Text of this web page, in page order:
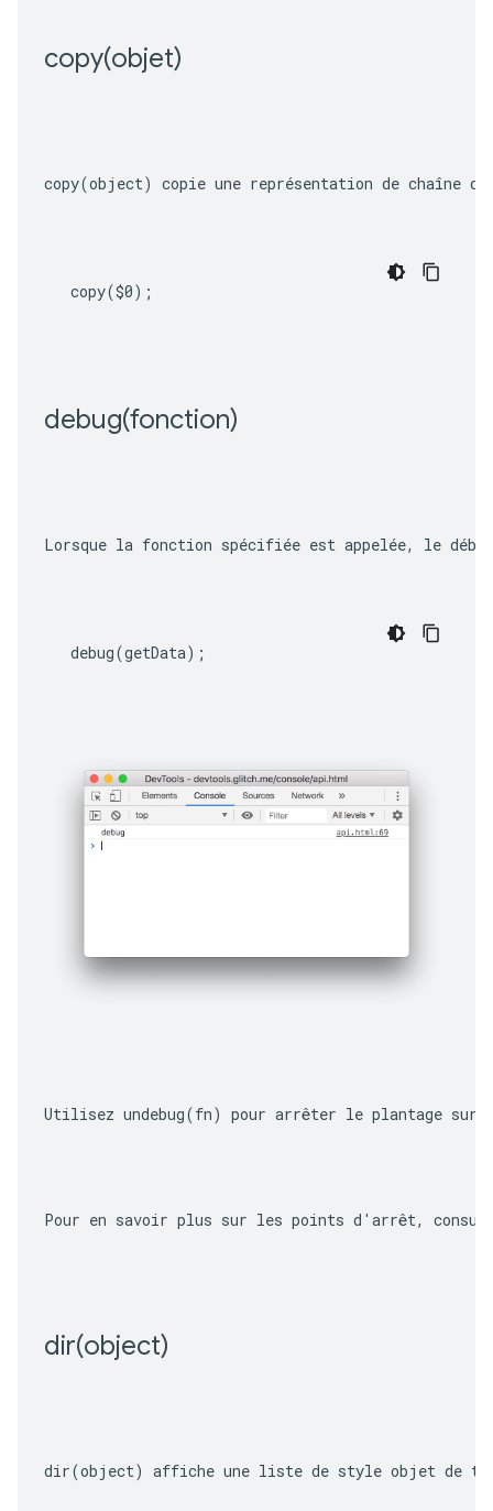
copy(objet)
copy(object) copie une représentation de chaîne
copy($0);
debug(fonction)
Lorsque la fonction spécifiée est appelée, le
debug(getData);
Utilisez undebug(fn) pour arrêter le plantage
Pour en savoir plus sur les points d'arrêt,
dir(object)
dir(object) affiche une liste de style objet de